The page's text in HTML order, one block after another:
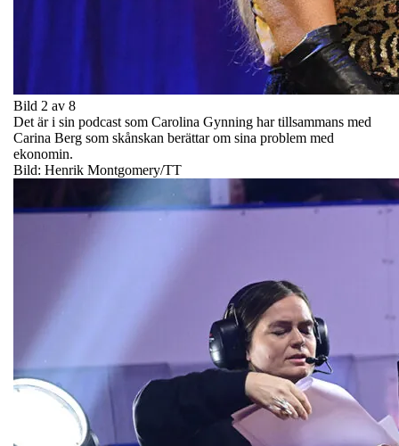
Bild 2 av 8
Det är i sin podcast som Carolina Gynning har tillsammans med
Carina Berg som skånskan berättar om sina problem med
ekonomin.
Bild: Henrik Montgomery/TT